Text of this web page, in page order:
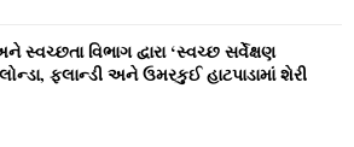
વિભાગ દ્વારા ‘સ્‍વચ્‍છ સર્વેક્ષણ
ફલાન્‍ડી અને ઉમરકુઈ હાટપાડામાં શેરી